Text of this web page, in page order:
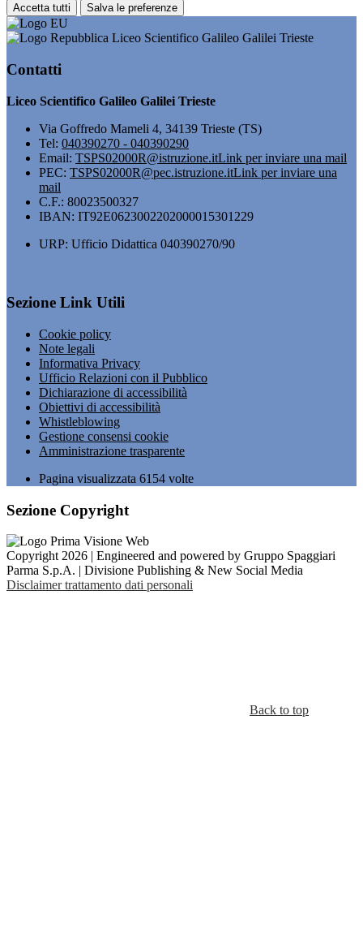
Accetta tutti Salva le preferenze
Liceo Scientifico Galileo Galilei Trieste
Contatti
Liceo Scientifico Galileo Galilei Trieste
Via Goffredo Mameli 4, 34139 Trieste (TS)
Tel: 040390270 - 040390290
Email: TSPS02000R@istruzione.itLink per inviare una mail
PEC: TSPS02000R@pec.istruzione.itLink per inviare una
mail
C.F.: 80023500327
IBAN: IT92E0623002202000015301229
URP: Ufficio Didattica 040390270/90
Sezione Link Utili
Cookie policy
Note legali
Informativa Privacy
Ufficio Relazioni con il Pubblico
Dichiarazione di accessibilità
Obiettivi di accessibilità
Whistleblowing
Gestione consensi cookie
Amministrazione trasparente
Pagina visualizzata 6154 volte
Sezione Copyright
Copyright 2026 | Engineered and powered by Gruppo Spaggiari
Parma S.p.A. | Divisione Publishing & New Social Media
Disclaimer trattamento dati personali
Back to top